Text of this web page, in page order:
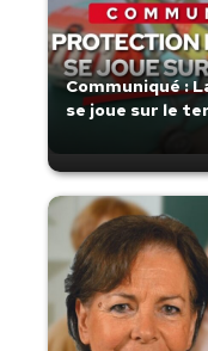
Communiqué :
se joue sur le